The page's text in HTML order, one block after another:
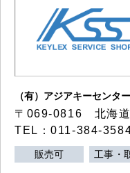
（有）アジアキーセンター
〒069-0816 北海道
TEL：011-384-
販売可 工事・